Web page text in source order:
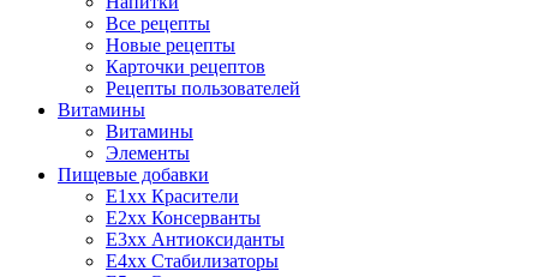
Все рецепты
Новые рецепты
Карточки рецептов
Рецепты пользователей
Витамины
Витамины
Элементы
Пищевые добавки
E1xx Красители
E2xx Консерванты
E3xx Антиоксиданты
E4xx Стабилизаторы